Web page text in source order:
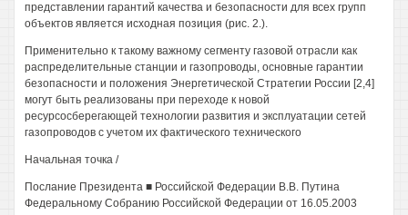
представлении гарантий качества и безопасности для всех групп
объектов является исходная позиция (рис. 2.).
Применительно к такому важному сегменту газовой отрасли как
распределительные станции и газопроводы, основные гарантии
безопасности и положения Энергетической Стратегии России [2,4]
могут быть реализованы при переходе к новой
ресурсосберегающей технологии развития и эксплуатации сетей
газопроводов с учетом их фактического технического
Начальная точка /
Послание Президента ■ Российской Федерации В.В. Путина
Федеральному Собранию Российской Федерации от 16.05.2003